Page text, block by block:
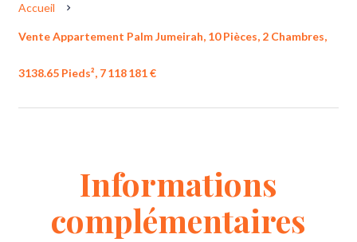
Accueil
Vente Appartement Palm Jumeirah, 10 Pièces, 2 Chambres,
3138.65 Pieds², 7 118 181 €
Informations
complémentaires